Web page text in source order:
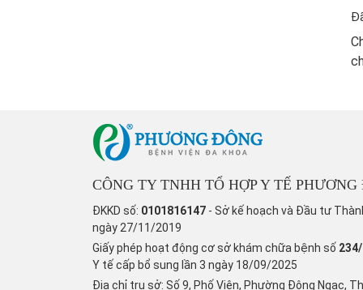
CÔNG TY TNHH TỔ HỢP Y TẾ
ĐKKD số: 0101816147 - Sở kế hoạch và Đầu tư
ngày 27/11/2019
Giấy phép hoạt động cơ sở khám chữa bệnh số
Y tế cấp bổ sung lần 3 ngày 18/09/2025
Địa chỉ trụ sở: Số 9, Phố Viên, Phường Đông Ngạc,